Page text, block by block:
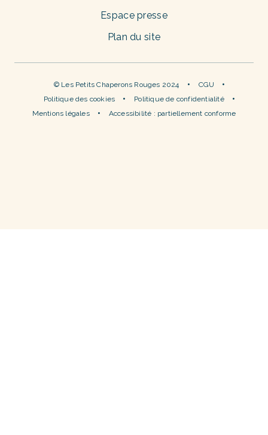
Espace presse
Plan du site
© Les Petits Chaperons Rouges 2024
CGU
Politique des cookies
Politique de confidentialité
Mentions légales
Accessibilité : partiellement conforme